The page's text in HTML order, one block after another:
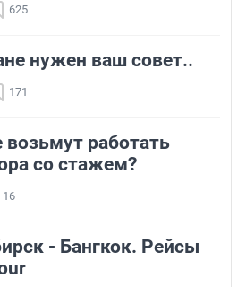
625
нужен ваш совет..
171
работать
со стажем?
16
- Бангкок. Рейсы